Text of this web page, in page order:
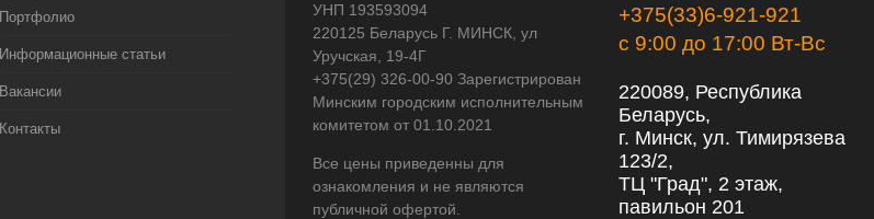
Портфолио
Информационные статьи
Вакансии
Контакты
УНП 193593094
220125 Беларусь Г. МИНСК, ул
Уручская, 19-4Г
+375(29) 326-00-90 Зарегистрирован
Минским городским исполнительным
комитетом от 01.10.2021
Все цены приведенны для
ознакомления и не являются
публичной офертой.
+375(33)6-921-921
с 9:00 до 17:00 Вт-Вс
220089, Республика
Беларусь,
г. Минск, ул. Тимирязева
123/2,
ТЦ "Град", 2 этаж,
павильон 201